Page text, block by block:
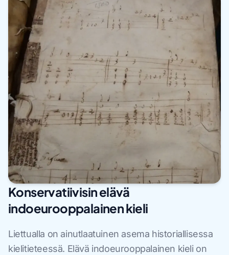
Konservatiivisin elävä
indoeurooppalainen kieli
Liettualla on ainutlaatuinen asema historiallisessa
kielitieteessä. Elävä indoeurooppalainen kieli on